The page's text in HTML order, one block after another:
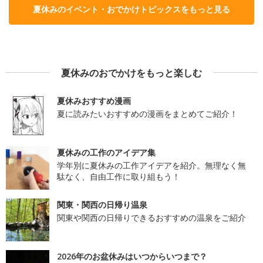
夏休みのイベント・おでかけトピックスをもっと見る
夏休みのおでかけをもっと楽しむ
夏休みおすすめ漫画
夏に読みたいおすすめの漫画をまとめてご紹介！
夏休みの工作のアイデア集
学年別に夏休みの工作アイデアを紹介。無理なく無
駄なく、自由工作に取り組もう！
関東・関西の日帰り温泉
関東や関西の日帰りできるおすすめの温泉をご紹介
2026年のお盆休みはいつからいつまで？